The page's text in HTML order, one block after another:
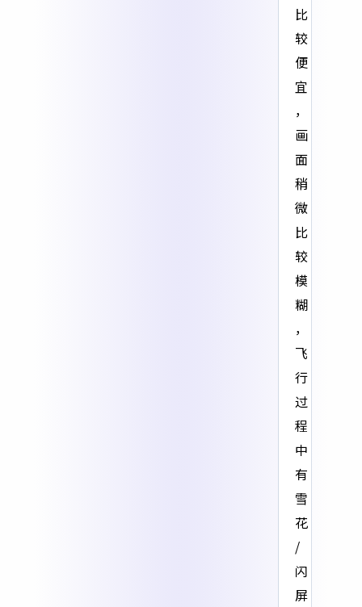
比
较
便
宜
，
画
面
稍
微
比
较
模
糊
，
飞
行
过
程
中
有
雪
花
/
闪
屏